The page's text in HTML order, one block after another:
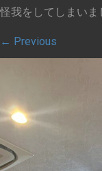
怪我をしてしまいま
← Previous